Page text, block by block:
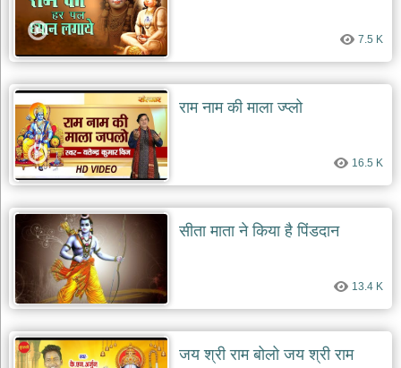
भजन
जोड़ें
add
7.5 K
राम नाम की माला ज्प्लो
16.5 K
सीता माता ने किया है पिंडदान
13.4 K
जय श्री राम बोलो जय श्री राम